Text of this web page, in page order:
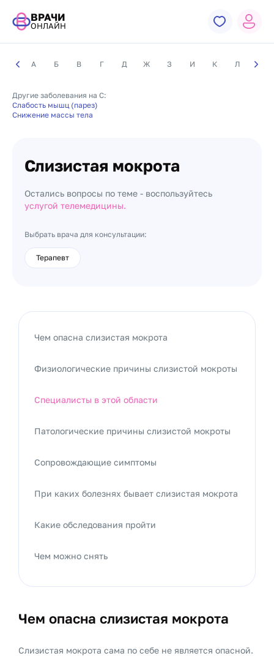
ВРАЧИ
ОНЛАЙН
А Б В Г Д Ж З И К Л М
Другие заболевания на С:
Слабость мышц (парез)
Снижение массы тела
Слизистая мокрота
Остались вопросы по теме - воспользуйтесь
услугой телемедицины.
Выбрать врача для консультации:
Терапевт
Чем опасна слизистая мокрота
Слизистая мокрота сама по себе не является опасной.
Чем опасна слизистая мокрота
Физиологические причины слизистой мокроты
Специалисты в этой области
Патологические причины слизистой мокроты
Сопровождающие симптомы
При каких болезнях бывает слизистая мокрота
Какие обследования пройти
Чем можно снять